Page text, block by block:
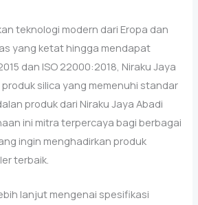
teknologi modern dari Eropa dan
yang ketat hingga mendapat
dan ISO 22000:2018, Niraku Jaya
silica yang memenuhi standar
produk dari Niraku Jaya Abadi
ini mitra terpercaya bagi berbagai
ingin menghadirkan produk
terbaik.
lanjut mengenai spesifikasi